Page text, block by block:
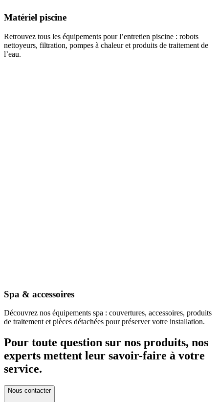
Matériel piscine
Retrouvez tous les équipements pour l’entretien piscine : robots
nettoyeurs, filtration, pompes à chaleur et produits de traitement de
l’eau.
Spa & accessoires
Découvrez nos équipements spa : couvertures, accessoires, produits
de traitement et pièces détachées pour préserver votre installation.
Pour toute question sur nos produits, nos
experts mettent leur savoir-faire à votre
service.
Nous contacter